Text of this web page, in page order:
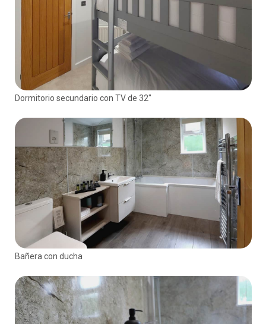
Dormitorio secundario con TV de 32"
Bañera con ducha